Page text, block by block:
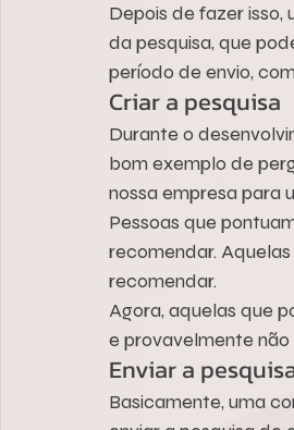
Depois de fazer isso,
da pesquisa, que
período de envio,
Criar a pesquisa
Durante o
bom exemplo de
nossa empresa para
Pessoas que
recomendar.
recomendar.
Agora, aquelas que
e provavelmente
Enviar a
Basicamente, uma